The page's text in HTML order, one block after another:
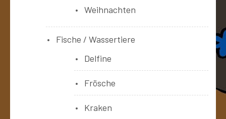
Weihnachten
Fische / Wassertiere
Delfine
Frösche
Kraken